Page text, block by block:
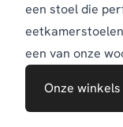
een stoel die
een van onze
Onze winkels